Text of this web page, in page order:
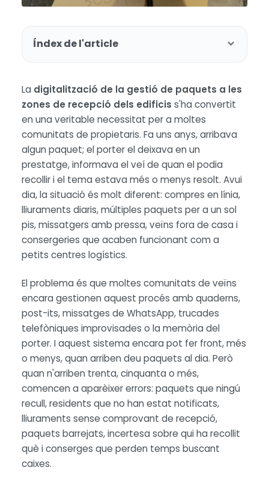
Índex de l'article
La digitalització de la gestió de paquets a les
zones de recepció dels edificis s'ha convertit
en una veritable necessitat per a moltes
comunitats de propietaris. Fa uns anys, arribava
algun paquet; el porter el deixava en un
prestatge, informava el veí de quan el podia
recollir i el tema estava més o menys resolt. Avui
dia, la situació és molt diferent: compres en línia,
lliuraments diaris, múltiples paquets per a un sol
pis, missatgers amb pressa, veïns fora de casa i
consergeries que acaben funcionant com a
petits centres logístics.
El problema és que moltes comunitats de veïns
encara gestionen aquest procés amb quaderns,
post-its, missatges de WhatsApp, trucades
telefòniques improvisades o la memòria del
porter. I aquest sistema encara pot fer front, més
o menys, quan arriben deu paquets al dia. Però
quan n'arriben trenta, cinquanta o més,
comencen a aparèixer errors: paquets que ningú
recull, residents que no han estat notificats,
lliuraments sense comprovant de recepció,
paquets barrejats, incertesa sobre qui ha recollit
què i conserges que perden temps buscant
caixes.